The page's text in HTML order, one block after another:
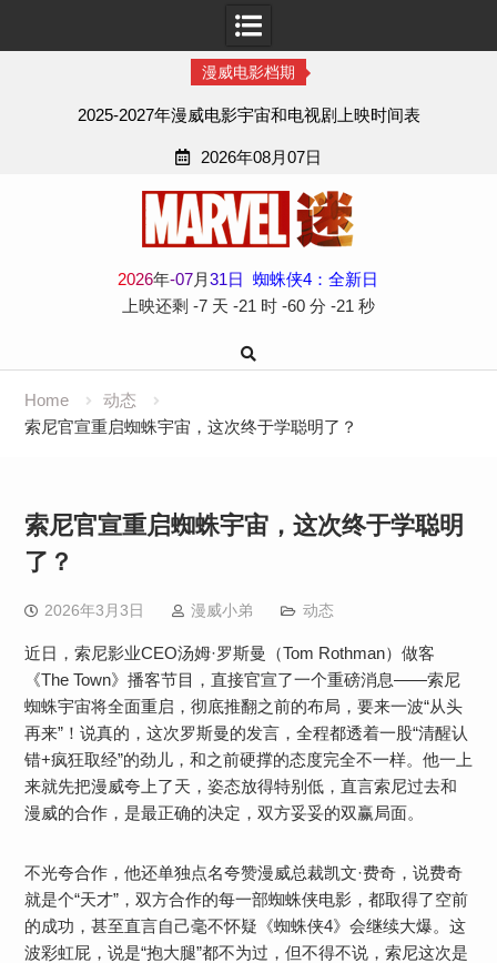
漫威电影档期
2025-2027年漫威电影宇宙和电视剧上映时间表
2026年08月07日
2026年-07月31日
蜘蛛侠4：全新日
上映还剩 -7 天 -21 时 -60 分 -21 秒
Home
动态
索尼官宣重启蜘蛛宇宙，这次终于学聪明了？
索尼官宣重启蜘蛛宇宙，这次终于学聪明
了？
2026年3月3日 漫威小弟 动态
近日，索尼影业CEO汤姆·罗斯曼（Tom Rothman）做客
《The Town》播客节目，直接官宣了一个重磅消息——索尼
蜘蛛宇宙将全面重启，彻底推翻之前的布局，要来一波“从头
再来”！说真的，这次罗斯曼的发言，全程都透着一股“清醒认
错+疯狂取经”的劲儿，和之前硬撑的态度完全不一样。他一上
来就先把漫威夸上了天，姿态放得特别低，直言索尼过去和
漫威的合作，是最正确的决定，双方妥妥的双赢局面。
不光夸合作，他还单独点名夸赞漫威总裁凯文·费奇，说费奇
就是个“天才”，双方合作的每一部蜘蛛侠电影，都取得了空前
的成功，甚至直言自己毫不怀疑《蜘蛛侠4》会继续大爆。这
波彩虹屁，说是“抱大腿”都不为过，但不得不说，索尼这次是